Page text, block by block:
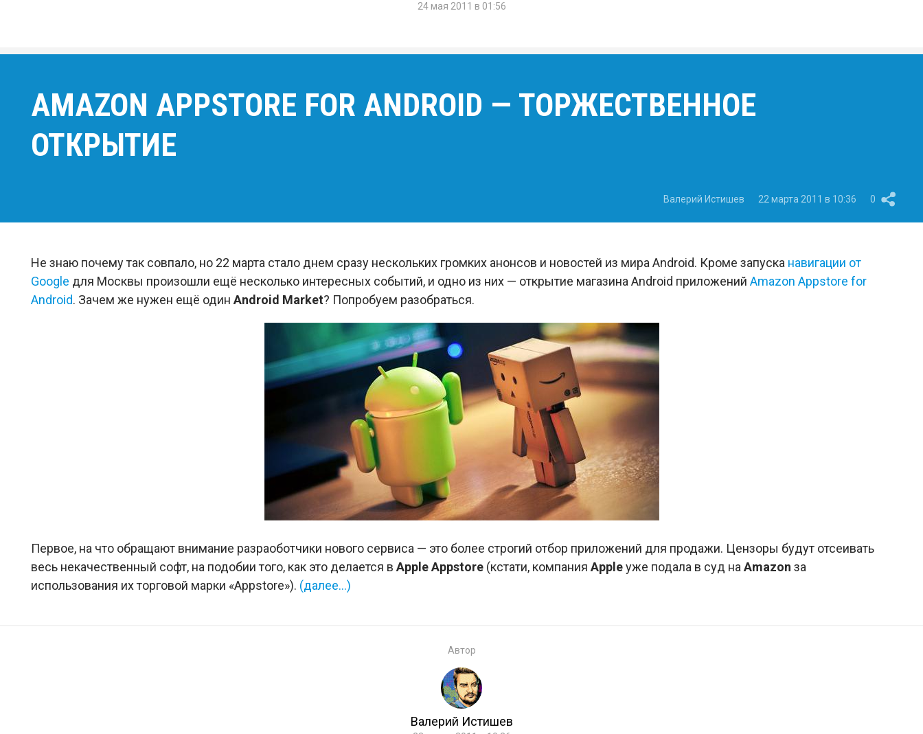
24 мая 2011 в 01:56
AMAZON APPSTORE FOR ANDROID — ТОРЖЕСТВЕННОЕ
ОТКРЫТИЕ
Валерий Истишев 22 марта 2011 в 10:36 0
Не знаю почему так совпало, но 22 марта стало днем сразу нескольких громких анонсов и новостей из мира Android. Кроме запуска навигации от
Google для Москвы произошли ещё несколько интересных событий, и одно из них — открытие магазина Android приложений Amazon Appstore for
Android. Зачем же нужен ещё один Android Market? Попробуем разобраться.
Первое, на что обращают внимание разраоботчики нового сервиса — это более строгий отбор приложений для продажи. Цензоры будут отсеивать
весь некачественный софт, на подобии того, как это делается в Apple Appstore (кстати, компания Appleуже подала в суд на Amazon за
использования их торговой марки «Appstore»). (далее…)
Автор
Валерий Истишев